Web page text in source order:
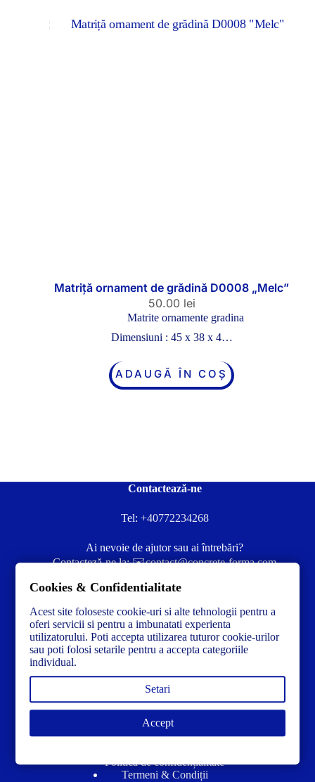
Matriță ornament de grădină D0008 „Melc”
50.00 lei
Matrite ornamente gradina
Dimensiuni : 45 x 38 x 4…
ADAUGĂ ÎN COȘ
Contactează-ne
Tel: +40772234268
Ai nevoie de ajutor sau ai întrebări?
Contacteză-ne la:✉️contact@concrete-forma.com
Link-uri utile
Politică de confidențialitate
Termeni & Condiții
Cookies & Confidentialitate
Acest site foloseste cookie-uri si alte tehnologii pentru a
oferi servicii si pentru a imbunatati experienta
utilizatorului. Poti accepta utilizarea tuturor cookie-urilor
sau poti folosi setarile pentru a accepta categoriile
individual.
Setari
Accept